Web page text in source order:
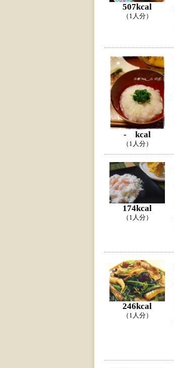
507kcal
（1人分）
- kcal
（1人分）
174kcal
（1人分）
246kcal
（1人分）